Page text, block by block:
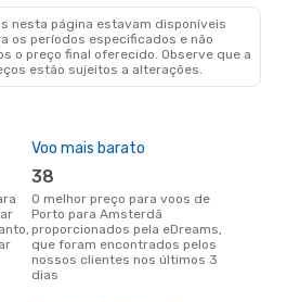
nesta página estavam disponíveis
os períodos especificados e não
o preço final oferecido. Observe que a
estão sujeitos a alterações.
Voo mais barato
38
O melhor preço para voos de
Porto para Amsterdã
proporcionados pela eDreams,
que foram encontrados pelos
nossos clientes nos últimos 3
dias